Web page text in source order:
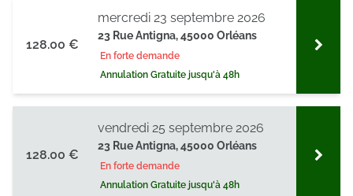
128.00 €
23 Rue Antigna, 45000 Orléans
En forte demande
Annulation Gratuite jusqu'à 48h
mercredi 23 septembre 2026
128.00 €
23 Rue Antigna, 45000 Orléans
En forte demande
Annulation Gratuite jusqu'à 48h
vendredi 25 septembre 2026